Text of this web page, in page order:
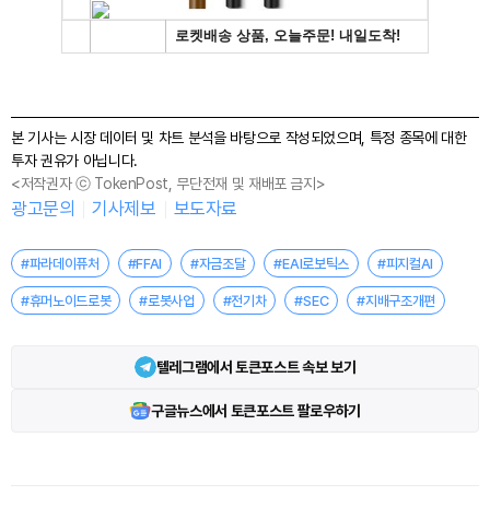
본 기사는 시장 데이터 및 차트 분석을 바탕으로 작성되었으며, 특정 종목에 대한
투자 권유가 아닙니다.
<저작권자 ⓒ TokenPost, 무단전재 및 재배포 금지>
광고문의 기사제보 보도자료
#파라데이퓨처 #FFAI #자금조달 #EAI로보틱스 #피지컬AI
#휴머노이드로봇 #로봇사업 #전기차 #SEC #지배구조개편
텔레그램에서 토큰포스트 속보 보기
구글뉴스에서 토큰포스트 팔로우하기